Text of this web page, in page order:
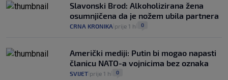
Slavonski Brod: Alkoholizirana žena
osumnjičena da je nožem ubila partnera
CRNA KRONIKA prije 1 h 0
Američki mediji: Putin bi mogao napasti
članicu NATO-a vojnicima bez oznaka
SVIJET prije 1 h 0